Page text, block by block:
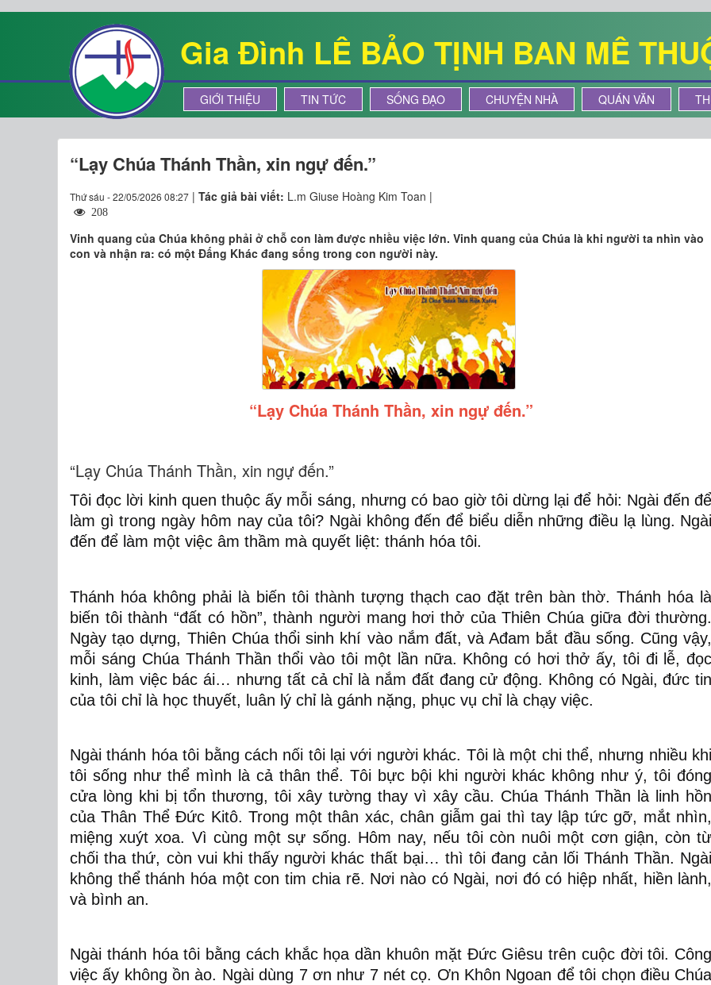
Gia Đình LÊ BẢO TỊNH BAN MÊ
GIỚI THIỆU TIN TỨC SỐNG ĐẠO CHUYỆN NHÀ QUÁN VĂN
“Lạy Chúa Thánh Thần, xin ngự đến.”
Thứ sáu - 22/05/2026 08:27 | Tác giả bài viết: L.m Giuse Hoàng Kim Toan |
208
Vinh quang của Chúa không phải ở chỗ con làm được nhiều việc lớn. Vinh quang của Chúa là khi người ta nhìn vào
con và nhận ra: có một Đấng Khác đang sống trong con người này.
“Lạy Chúa Thánh Thần, xin ngự đến.”
“Lạy Chúa Thánh Thần, xin ngự đến.”
Tôi đọc lời kinh quen thuộc ấy mỗi sáng, nhưng có bao giờ tôi dừng lại để hỏi: Ngài đến để
làm gì trong ngày hôm nay của tôi? Ngài không đến để biểu diễn những điều lạ lùng. Ngài
đến để làm một việc âm thầm mà quyết liệt: thánh hóa tôi.
Thánh hóa không phải là biến tôi thành tượng thạch cao đặt trên bàn thờ. Thánh hóa là
biến tôi thành “đất có hồn”, thành người mang hơi thở của Thiên Chúa giữa đời thường.
Ngày tạo dựng, Thiên Chúa thổi sinh khí vào nắm đất, và Ađam bắt đầu sống. Cũng vậy,
mỗi sáng Chúa Thánh Thần thổi vào tôi một lần nữa. Không có hơi thở ấy, tôi đi lễ, đọc
kinh, làm việc bác ái… nhưng tất cả chỉ là nắm đất đang cử động. Không có Ngài, đức tin
của tôi chỉ là học thuyết, luân lý chỉ là gánh nặng, phục vụ chỉ là chạy việc.
Ngài thánh hóa tôi bằng cách nối tôi lại với người khác. Tôi là một chi thể, nhưng nhiều khi
tôi sống như thể mình là cả thân thể. Tôi bực bội khi người khác không như ý, tôi đóng
cửa lòng khi bị tổn thương, tôi xây tường thay vì xây cầu. Chúa Thánh Thần là linh hồn
của Thân Thể Đức Kitô. Trong một thân xác, chân giẫm gai thì tay lập tức gỡ, mắt nhìn,
miệng xuýt xoa. Vì cùng một sự sống. Hôm nay, nếu tôi còn nuôi một cơn giận, còn từ
chối tha thứ, còn vui khi thấy người khác thất bại… thì tôi đang cản lối Thánh Thần. Ngài
không thể thánh hóa một con tim chia rẽ. Nơi nào có Ngài, nơi đó có hiệp nhất, hiền lành,
và bình an.
Ngài thánh hóa tôi bằng cách khắc họa dần khuôn mặt Đức Giêsu trên cuộc đời tôi. Công
việc ấy không ồn ào. Ngài dùng 7 ơn như 7 nét cọ. Ơn Khôn Ngoan để tôi chọn điều Chúa